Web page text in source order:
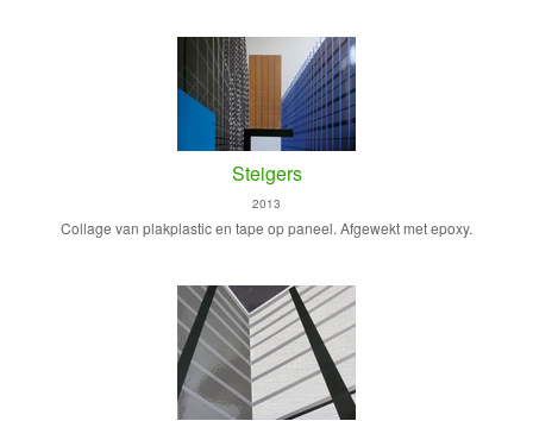
Steigers
2013
Collage van plakplastic en tape op paneel. Afgewekt met epoxy.